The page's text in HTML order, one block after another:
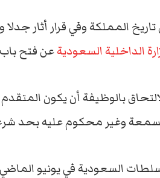
المملكة وفي قرار أثار
الداخلية السعوديةعن فتح باب
بالوظيفة أن يكون
وغير محكوم عليه
السعودية في يونيو